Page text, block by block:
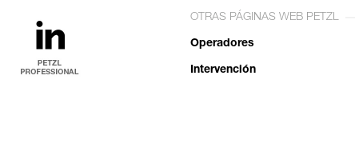
OTRAS PÁGINAS WEB PETZL
Operadores
Intervención